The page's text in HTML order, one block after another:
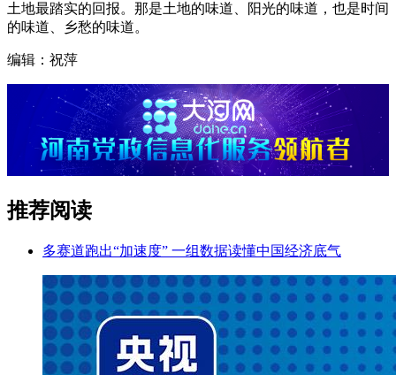
土地最踏实的回报。那是土地的味道、阳光的味道，也是时间
的味道、乡愁的味道。
编辑：祝萍
推荐阅读
多赛道跑出“加速度” 一组数据读懂中国经济底气